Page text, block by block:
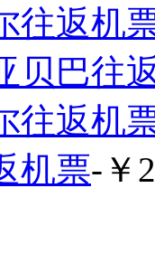
往返机
贝巴往
往返机
机票-￥